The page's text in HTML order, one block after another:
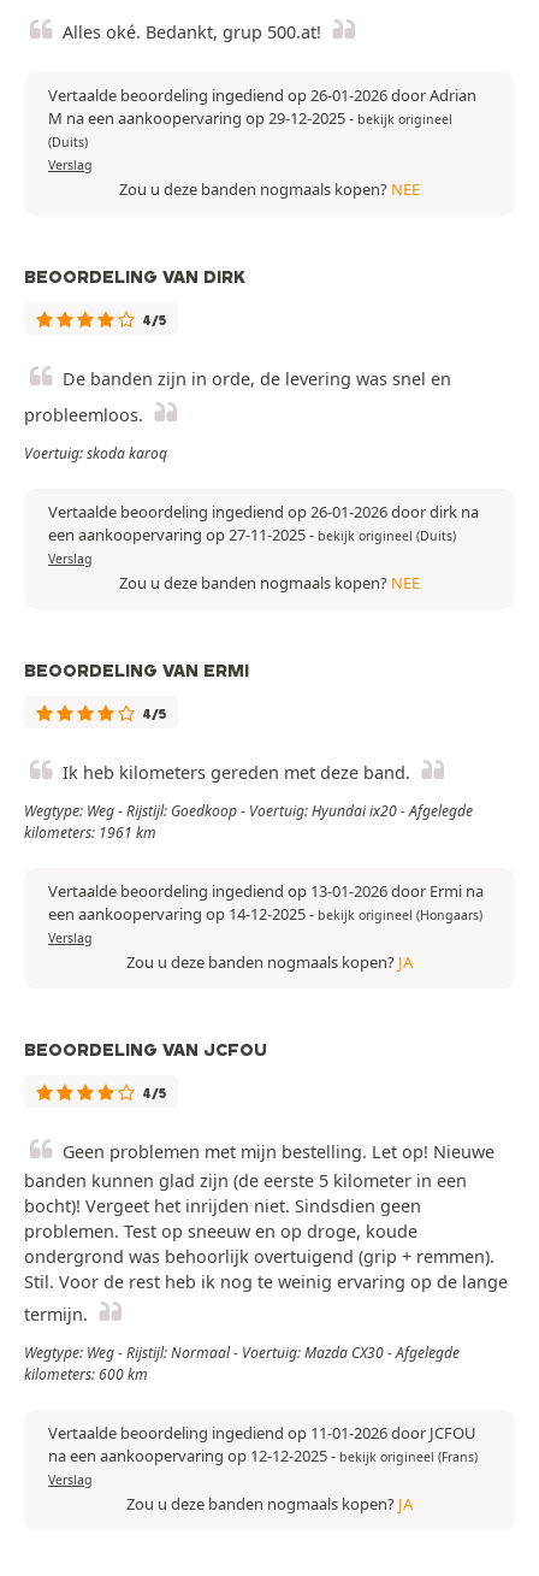
Alles oké. Bedankt, grup 500.at!
Vertaalde beoordeling ingediend op 26-01-2026 door Adrian
M na een aankoopervaring op 29-12-2025- bekijk origineel
(Duits)
Verslag
Zou u deze banden nogmaals kopen? NEE
BEOORDELING VAN DIRK
4/5
De banden zijn in orde, de levering was snel en
probleemloos.
Voertuig: skoda karoq
Vertaalde beoordeling ingediend op 26-01-2026 door dirk na
een aankoopervaring op 27-11-2025- bekijk origineel (Duits)
Verslag
Zou u deze banden nogmaals kopen? NEE
BEOORDELING VAN ERMI
4/5
Ik heb kilometers gereden met deze band.
Wegtype: Weg - Rijstijl: Goedkoop - Voertuig: Hyundai ix20 - Afgelegde
kilometers: 1961 km
Vertaalde beoordeling ingediend op 13-01-2026 door Ermi na
een aankoopervaring op 14-12-2025- bekijk origineel (Hongaars)
Verslag
Zou u deze banden nogmaals kopen? JA
BEOORDELING VAN JCFOU
4/5
Geen problemen met mijn bestelling. Let op! Nieuwe
banden kunnen glad zijn (de eerste 5 kilometer in een
bocht)! Vergeet het inrijden niet. Sindsdien geen
problemen. Test op sneeuw en op droge, koude
ondergrond was behoorlijk overtuigend (grip + remmen).
Stil. Voor de rest heb ik nog te weinig ervaring op de lange
termijn.
Wegtype: Weg - Rijstijl: Normaal - Voertuig: Mazda CX30 - Afgelegde
kilometers: 600 km
Vertaalde beoordeling ingediend op 11-01-2026 door JCFOU
na een aankoopervaring op 12-12-2025- bekijk origineel (Frans)
Verslag
Zou u deze banden nogmaals kopen? JA